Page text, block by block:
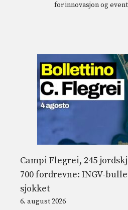
for innovasjon og
Campi Flegrei, 245
700 fordrevne: INGV-
sjokket
6. august 2026